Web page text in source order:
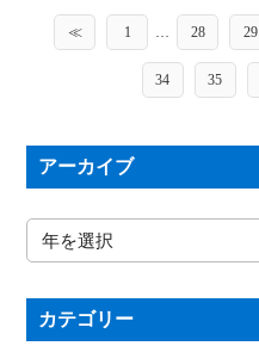
≪ 1 … 28 29
34 35
アーカイブ
カテゴリー